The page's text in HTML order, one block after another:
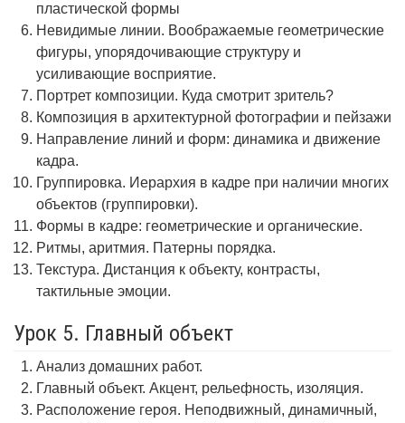
пластической формы
Невидимые линии. Воображаемые геометрические
фигуры, упорядочивающие структуру и
усиливающие восприятие.
Портрет композиции. Куда смотрит зритель?
Композиция в архитектурной фотографии и пейзажи
Направление линий и форм: динамика и движение
кадра.
Группировка. Иерархия в кадре при наличии многих
объектов (группировки).
Формы в кадре: геометрические и органические.
Ритмы, аритмия. Патерны порядка.
Текстура. Дистанция к объекту, контрасты,
тактильные эмоции.
Урок 5. Главный объект
Анализ домашних работ.
Главный объект. Акцент, рельефность, изоляция.
Расположение героя. Неподвижный, динамичный,